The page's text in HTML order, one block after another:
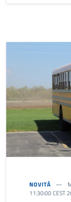
NOVITÀ
11:30:00 CEST